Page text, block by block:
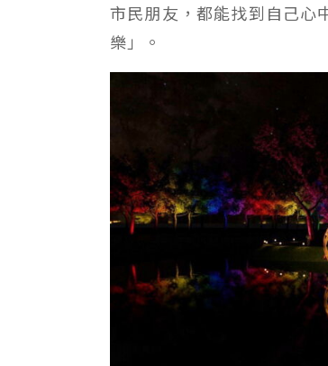
市民朋友，都能找到自己心
樂」。